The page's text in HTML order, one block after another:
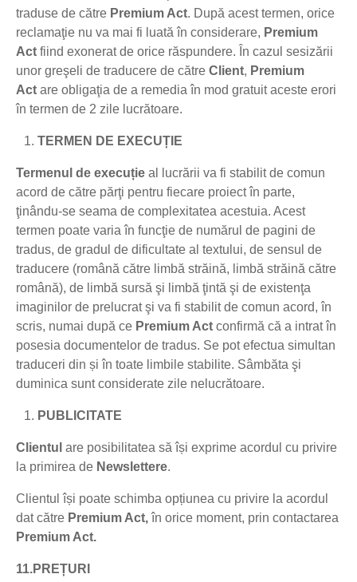
traduse de către Premium Act. După acest termen, orice
reclamaţie nu va mai fi luată în considerare, Premium
Act fiind exonerat de orice răspundere. În cazul sesizării
unor greşeli de traducere de către Client, Premium
Act are obligaţia de a remedia în mod gratuit aceste erori
în termen de 2 zile lucrătoare.
TERMEN DE EXECUȚIE
Termenul de execuție al lucrării va fi stabilit de comun
acord de către părţi pentru fiecare proiect în parte,
ţinându-se seama de complexitatea acestuia. Acest
termen poate varia în funcţie de numărul de pagini de
tradus, de gradul de dificultate al textului, de sensul de
traducere (română către limbă străină, limbă străină către
română), de limbă sursă şi limbă ţintă şi de existenţa
imaginilor de prelucrat şi va fi stabilit de comun acord, în
scris, numai după ce Premium Act confirmă că a intrat în
posesia documentelor de tradus. Se pot efectua simultan
traduceri din și în toate limbile stabilite. Sâmbăta şi
duminica sunt considerate zile nelucrătoare.
PUBLICITATE
Clientul are posibilitatea să își exprime acordul cu privire
la primirea de Newslettere.
Clientul își poate schimba opțiunea cu privire la acordul
dat către Premium Act,în orice moment, prin contactarea
Premium Act.
11.PREȚURI